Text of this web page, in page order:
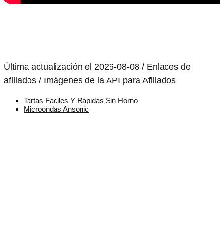
Última actualización el 2026-08-08 / Enlaces de
afiliados / Imágenes de la API para Afiliados
Tartas Faciles Y Rapidas Sin Horno
Microondas Ansonic